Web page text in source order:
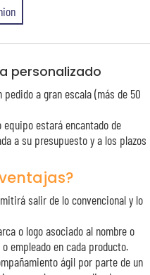
personalizado
a gran escala (más de 50
estará encantado de
a su presupuesto y a los plazos
salir de lo convencional y lo
o logo asociado al nombre o
empleado en cada producto.
ágil por parte de un